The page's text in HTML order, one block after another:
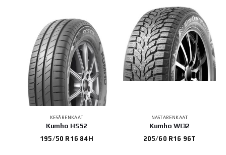
KESÄRENKAAT
Kumho HS52
195/50 R16 84H
NASTARENKAAT
Kumho WI32
205/60 R16 96T